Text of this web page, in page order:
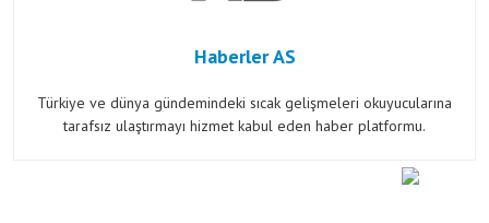
Haberler AS
Türkiye ve dünya gündemindeki sıcak gelişmeleri okuyucularına
tarafsız ulaştırmayı hizmet kabul eden haber platformu.